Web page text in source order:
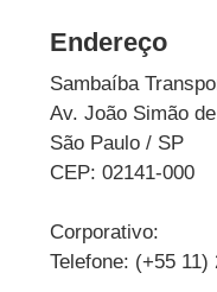
Endereço
Sambaíba
Av. João Simão
São Paulo / SP
CEP: 02141-000
Corporativo:
Telefone: (+55 11)